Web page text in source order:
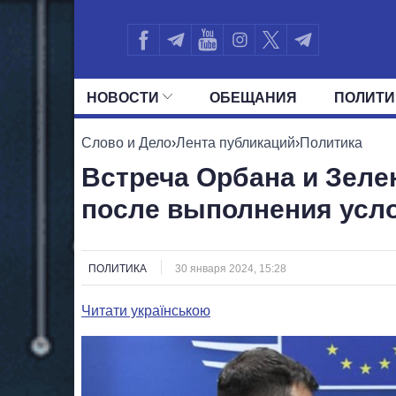
НОВОСТИ ОБЕЩАНИЯ
ВСЕ ПОЛИТИКИ ПРЕЗИДЕНТ И
Слово и Дело›Лента публикаций›Политика
Встреча Орбана и
после выполнения
ПОЛИТИКА 30 января 2024, 15:28
Читати українською